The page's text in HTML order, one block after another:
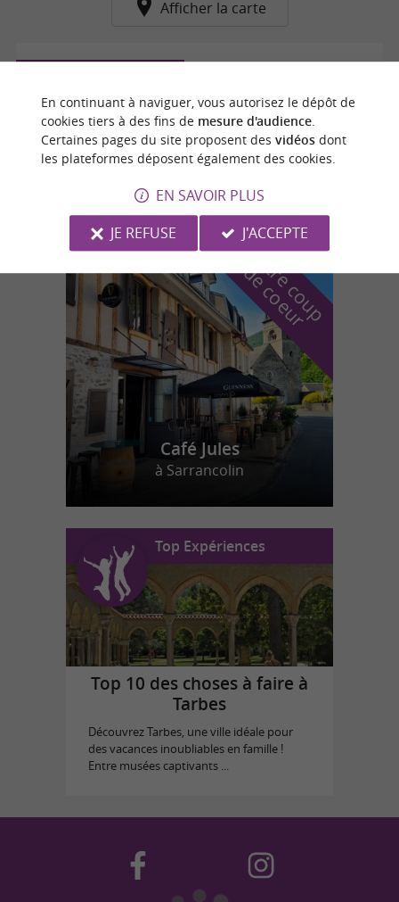
Afficher la carte
Thermes de Luchon
Préparation et récupération sportive dans
n
o
t
r
e
c
o
u
p
d
e
c
o
e
u
r
Café Jules
à Sarrancolin
Top Expériences
Top 10 des choses à faire à
Tarbes
Découvrez Tarbes, une ville idéale pour
des vacances inoubliables en famille !
Entre musées captivants ...
En continuant à naviguer, vous autorisez le dépôt de
cookies tiers à des fins de mesure d'audience.
Certaines pages du site proposent des vidéosdont
les plateformes déposent également des cookies.
EN SAVOIR PLUS
JE REFUSE
J'ACCEPTE